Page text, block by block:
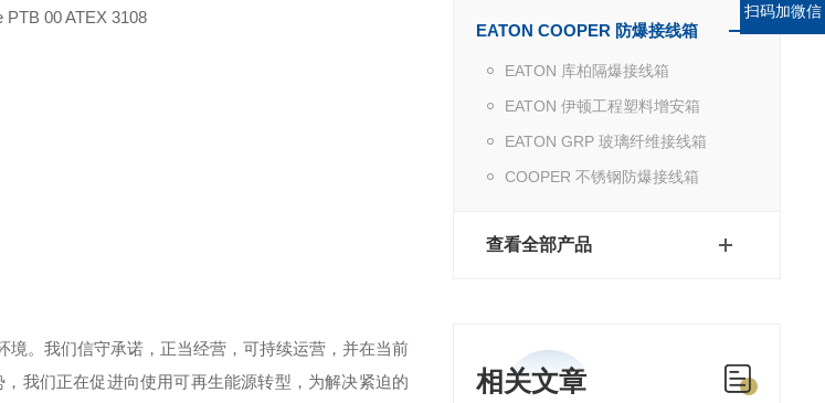
EATON COOPER 防爆接线箱
EATON 库柏隔爆接线箱
EATON 伊顿工程塑料增安箱
EATON GRP 玻璃纤维接线箱
COOPER 不锈钢防爆接线箱
查看全部产品
相关文章
PTB 00 ATEX 3108
。我们信守承诺，正当经营，可持续运营，并在当前
我们正在促进向使用可再生能源转型，为解决紧迫的
扫码加微信